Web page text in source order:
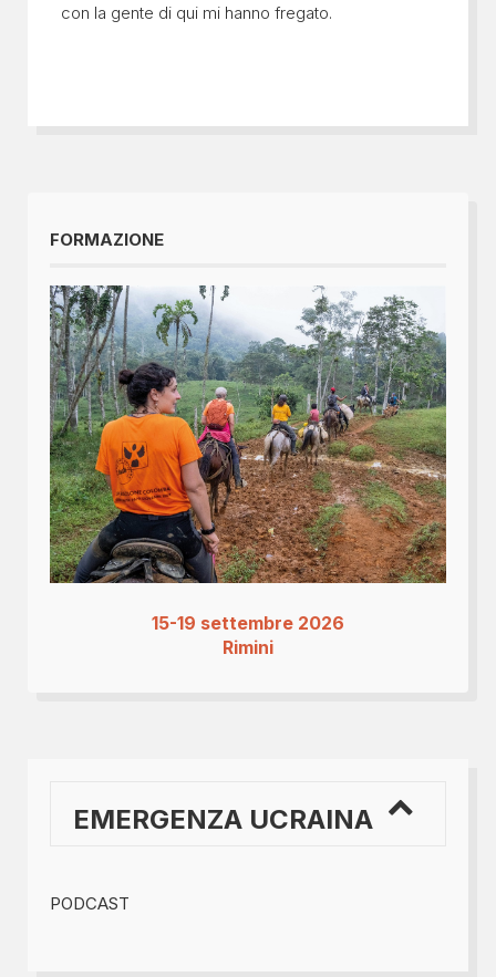
con la gente di qui mi hanno fregato.
FORMAZIONE
15-19 settembre 2026
Rimini
EMERGENZA UCRAINA
PODCAST